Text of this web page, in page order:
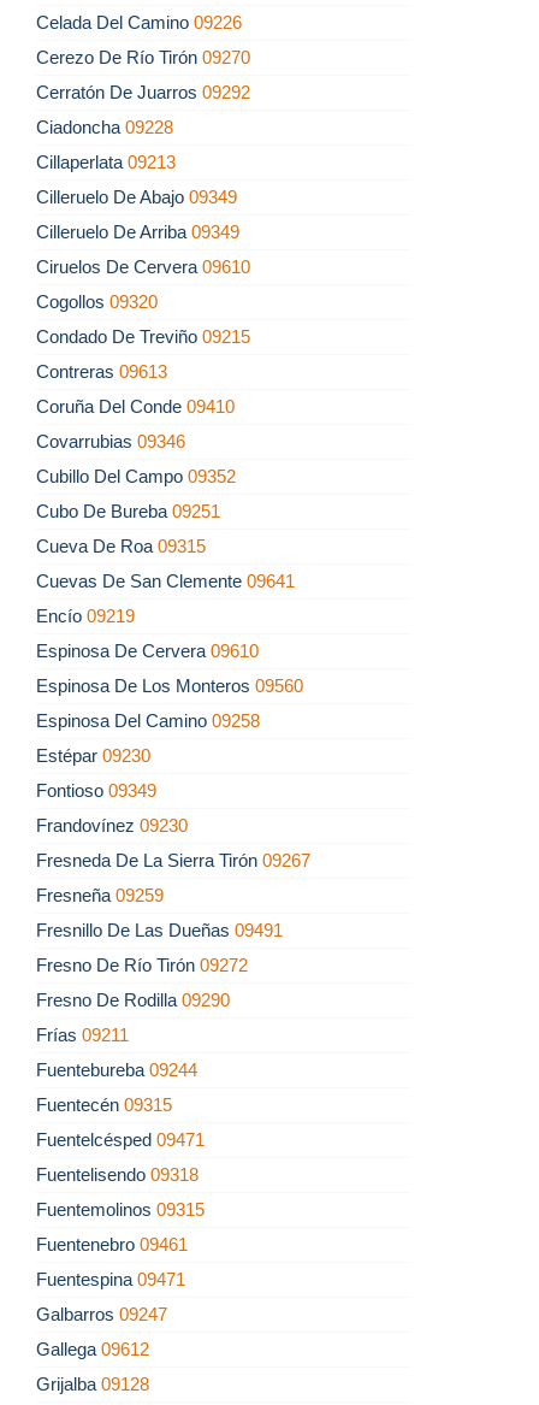
Celada Del Camino 09226
Cerezo De Río Tirón 09270
Cerratón De Juarros 09292
Ciadoncha 09228
Cillaperlata 09213
Cilleruelo De Abajo 09349
Cilleruelo De Arriba 09349
Ciruelos De Cervera 09610
Cogollos 09320
Condado De Treviño 09215
Contreras 09613
Coruña Del Conde 09410
Covarrubias 09346
Cubillo Del Campo 09352
Cubo De Bureba 09251
Cueva De Roa 09315
Cuevas De San Clemente 09641
Encío 09219
Espinosa De Cervera 09610
Espinosa De Los Monteros 09560
Espinosa Del Camino 09258
Estépar 09230
Fontioso 09349
Frandovínez 09230
Fresneda De La Sierra Tirón 09267
Fresneña 09259
Fresnillo De Las Dueñas 09491
Fresno De Río Tirón 09272
Fresno De Rodilla 09290
Frías 09211
Fuentebureba 09244
Fuentecén 09315
Fuentelcésped 09471
Fuentelisendo 09318
Fuentemolinos 09315
Fuentenebro 09461
Fuentespina 09471
Galbarros 09247
Gallega 09612
Grijalba 09128